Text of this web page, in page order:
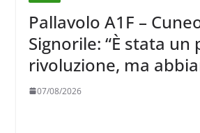
Pallavolo A1F –
Signorile: “È stata un
rivoluzione, ma
chiare siu cosa
07/08/2026